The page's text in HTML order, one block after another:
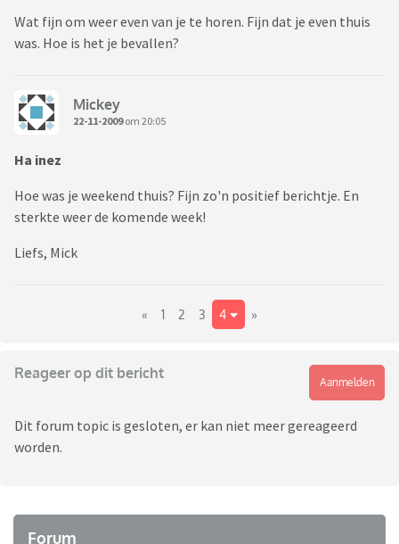
Wat fijn om weer even van je te horen. Fijn dat je even thuis
was. Hoe is het je bevallen?
Mickey
22-11-2009om 20:05
Ha inez
Hoe was je weekend thuis? Fijn zo'n positief berichtje. En
sterkte weer de komende week!
Liefs, Mick
« 1 2 3 4 »
Reageer op dit bericht
Aanmelden
Dit forum topic is gesloten, er kan niet meer gereageerd
worden.
Forum